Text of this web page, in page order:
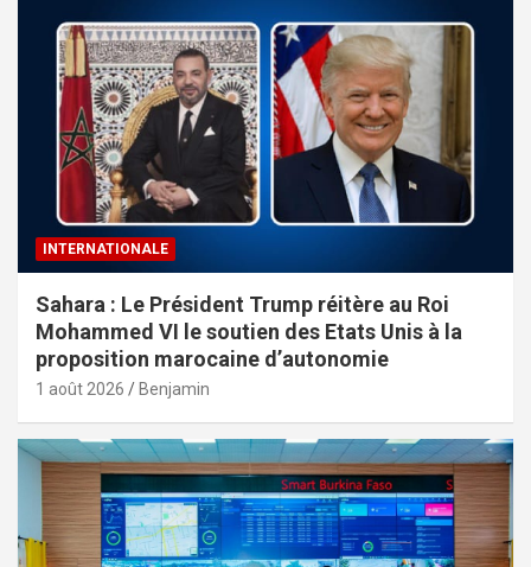
INTERNATIONALE
Sahara : Le Président Trump réitère au Roi
Mohammed VI le soutien des Etats Unis à la
proposition marocaine d’autonomie
1 août 2026 Benjamin